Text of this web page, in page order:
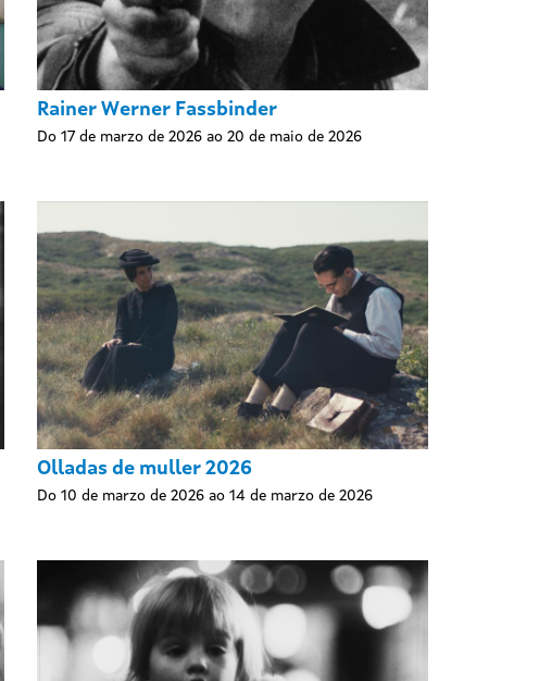
Rainer Werner Fassbinder
Do 17 de marzo de 2026 ao 20 de maio de 2026
Olladas de muller 2026
Do 10 de marzo de 2026 ao 14 de marzo de 2026